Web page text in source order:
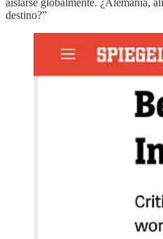
aislarse globalmente. ¿Alemania,
destino?”